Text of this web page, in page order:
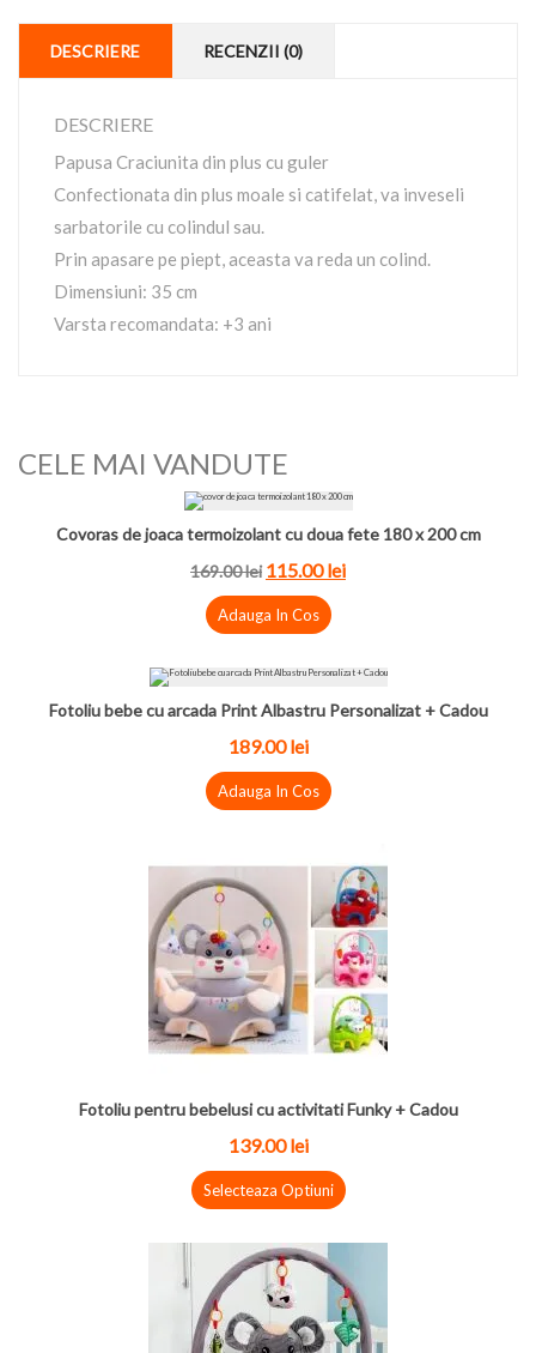
DESCRIERE RECENZII (0)
DESCRIERE
Papusa Craciunita din plus cu guler
Confectionata din plus moale si catifelat, va inveseli
sarbatorile cu colindul sau.
Prin apasare pe piept, aceasta va reda un colind.
Dimensiuni: 35 cm
Varsta recomandata: +3 ani
CELE MAI VANDUTE
Covoras de joaca termoizolant cu doua fete 180 x 200 cm
169.00 lei 115.00 lei
Adauga In Cos
Fotoliu bebe cu arcada Print Albastru Personalizat + Cadou
189.00 lei
Adauga In Cos
Fotoliu pentru bebelusi cu activitati Funky + Cadou
139.00 lei
Selecteaza Optiuni